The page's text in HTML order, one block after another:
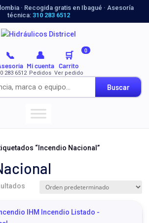
· Recogida gratis en Ibagué · Asesoría
técnica: 310 283 6512
Buscar
📞
283 6512
👤
Mi cuenta
Pedidos
🛒 0
Carrito
Ver pedido
“Incendio Nacional”